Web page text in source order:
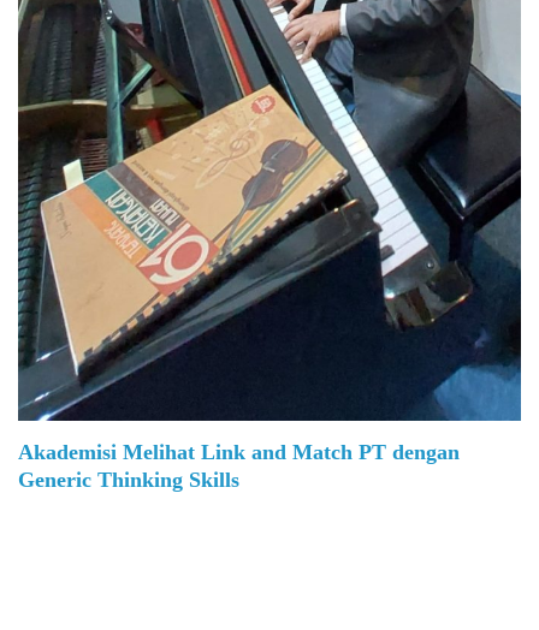
Akademisi Melihat Link and Match PT dengan
Generic Thinking Skills